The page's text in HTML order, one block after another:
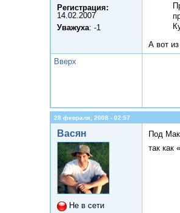
Регистрация:
14.02.2007
Уважуха: -1
А вот
Вверх
28 февраля, 2008 - 02:57
Васян
Не в сети
Под
так как